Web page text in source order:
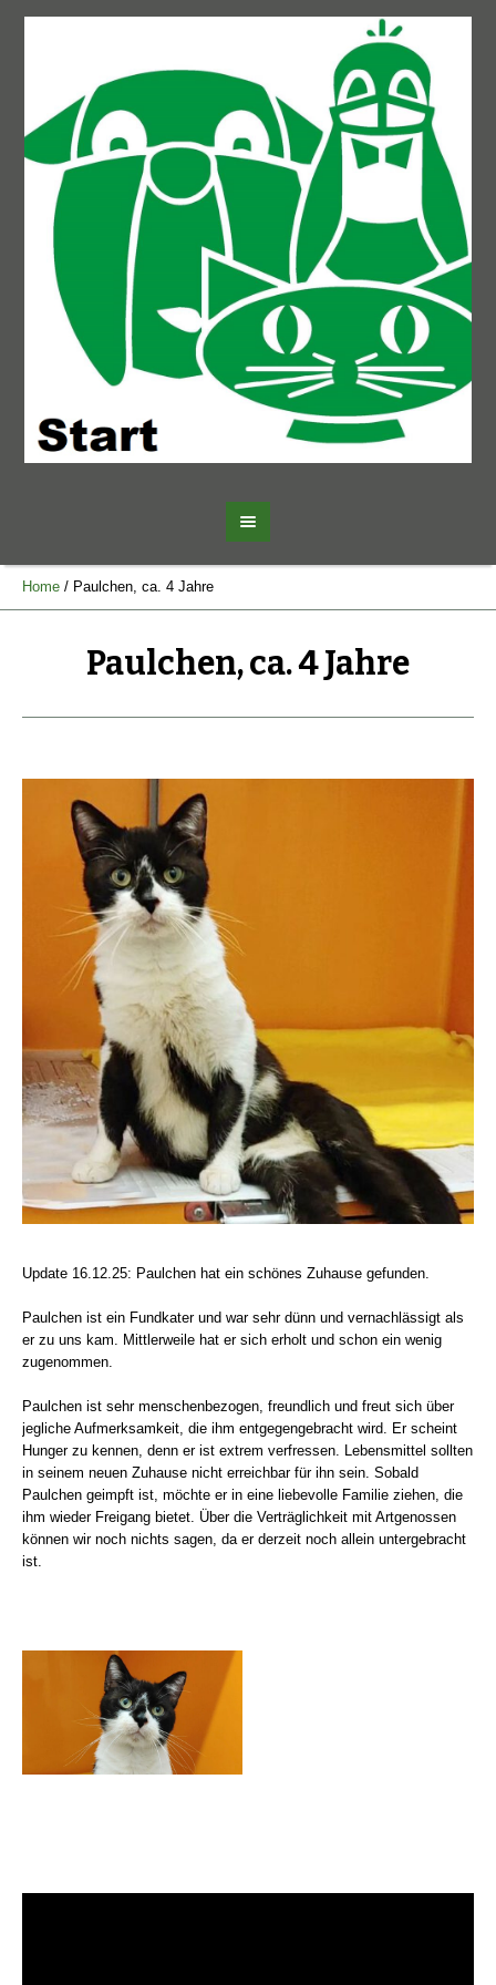
Home / Paulchen, ca. 4 Jahre
Paulchen, ca. 4 Jahre
Update 16.12.25: Paulchen hat ein schönes Zuhause gefunden.
Paulchen ist ein Fundkater und war sehr dünn und vernachlässigt als
er zu uns kam. Mittlerweile hat er sich erholt und schon ein wenig
zugenommen.
Paulchen ist sehr menschenbezogen, freundlich und freut sich über
jegliche Aufmerksamkeit, die ihm entgegengebracht wird. Er scheint
Hunger zu kennen, denn er ist extrem verfressen. Lebensmittel sollten
in seinem neuen Zuhause nicht erreichbar für ihn sein. Sobald
Paulchen geimpft ist, möchte er in eine liebevolle Familie ziehen, die
ihm wieder Freigang bietet. Über die Verträglichkeit mit Artgenossen
können wir noch nichts sagen, da er derzeit noch allein untergebracht
ist.